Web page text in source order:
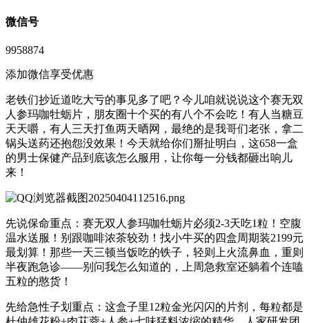
微信号
9958874
添加微信享受优惠
老铁们抄近道吃大亏的事见多了吧？今儿咱就说说这个赛无双
人参玛咖牡蛎片，朋友圈十个买的有八个不会吃！有人当糖豆
天天嚼，有人三天打鱼两天晒网，最绝的是我哥们老张，拿二
锅头送药还抱怨没效果！今天就给你们掰扯明白，这658一盒
的男士保健产品到底该怎么服用，让你每一分钱都砸出响儿
来！
先说保命重点：赛无双人参玛咖牡蛎片必须2-3天吃1粒！空腹
温水送服！别跟咖啡浓茶较劲！找小牛买的四盒周期装2199元
最划算！那些一天三顿当饭吃的铁子，轻则上火流鼻血，重则
半夜跑急诊——别问我怎么知道的，上周急救室还躺着个连嗑
五粒的憨货！
先给急性子划重点：这盒子里12粒金光闪闪的片剂，每粒都是